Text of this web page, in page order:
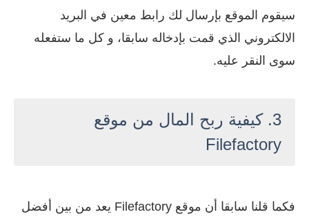
سيقوم الموقع بإرسال لك رابط معين في البريد
الالكتروني الذي قمت بإدخاله سابقا، و كل ما ستفعله
سوى النقر عليه.
3. كيفية ربح المال من موقع
Filefactory
فكما قلنا سابقا أن موقع Filefactory يعد من بين أفضل